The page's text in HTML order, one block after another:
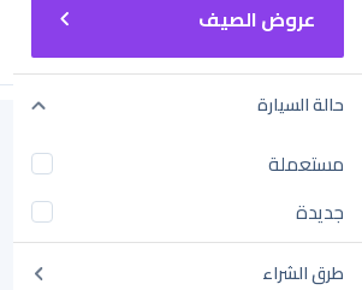
عروض الصيف
حالة السيارة
مستعملة
جديدة
طرق الشراء